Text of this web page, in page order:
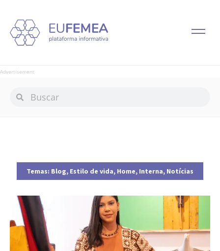
Advertisement
Temas: Blog, Estilo de vida, Home, Interna, Notícias